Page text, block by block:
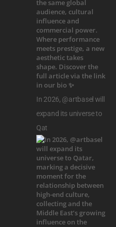
In 2026, @artbasel will
expand its universe to
Qat